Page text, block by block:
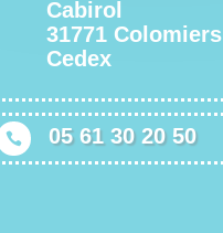
Cabirol
31771 Colomiers
Cedex
 05 61 30 20 50